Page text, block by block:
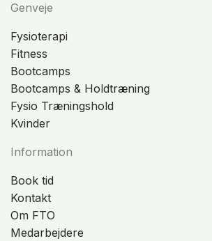
Genveje
Fysioterapi
Fitness
Bootcamps
Bootcamps & Holdtræning
Fysio Træningshold
Kvinder
Information
Book tid
Kontakt
Om FTO
Medarbejdere